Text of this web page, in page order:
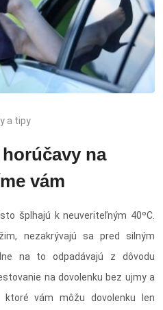
a tipy
na
vám
šplhajú k neuveriteľným 40ºC.
nezakrývajú sa pred silným
na to odpadávajú z dôvodu
na dovolenku bez ujmy a
ktoré vám môžu dovolenku len